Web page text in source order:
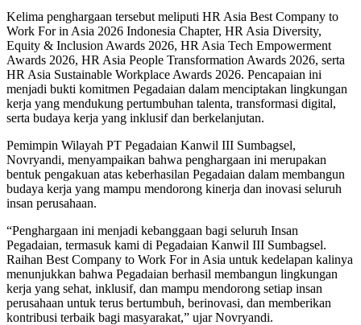
Kelima penghargaan tersebut meliputi HR Asia Best Company to
Work For in Asia 2026 Indonesia Chapter, HR Asia Diversity,
Equity & Inclusion Awards 2026, HR Asia Tech Empowerment
Awards 2026, HR Asia People Transformation Awards 2026, serta
HR Asia Sustainable Workplace Awards 2026. Pencapaian ini
menjadi bukti komitmen Pegadaian dalam menciptakan lingkungan
kerja yang mendukung pertumbuhan talenta, transformasi digital,
serta budaya kerja yang inklusif dan berkelanjutan.
Pemimpin Wilayah PT Pegadaian Kanwil III Sumbagsel,
Novryandi, menyampaikan bahwa penghargaan ini merupakan
bentuk pengakuan atas keberhasilan Pegadaian dalam membangun
budaya kerja yang mampu mendorong kinerja dan inovasi seluruh
insan perusahaan.
“Penghargaan ini menjadi kebanggaan bagi seluruh Insan
Pegadaian, termasuk kami di Pegadaian Kanwil III Sumbagsel.
Raihan Best Company to Work For in Asia untuk kedelapan kalinya
menunjukkan bahwa Pegadaian berhasil membangun lingkungan
kerja yang sehat, inklusif, dan mampu mendorong setiap insan
perusahaan untuk terus bertumbuh, berinovasi, dan memberikan
kontribusi terbaik bagi masyarakat,” ujar Novryandi.